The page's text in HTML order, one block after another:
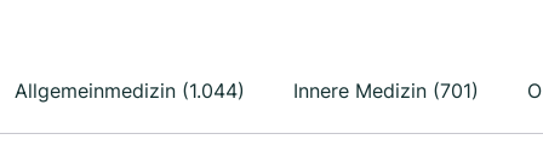
Allgemeinmedizin (1.044) Innere Medizin (701)